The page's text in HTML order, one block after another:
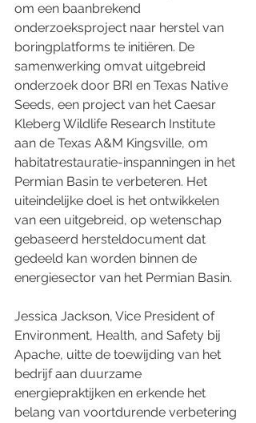
om een baanbrekend
onderzoeksproject naar herstel van
boringplatforms te initiëren. De
samenwerking omvat uitgebreid
onderzoek door BRI en Texas Native
Seeds, een project van het Caesar
Kleberg Wildlife Research Institute
aan de Texas A&M Kingsville, om
habitatrestauratie-inspanningen in het
Permian Basin te verbeteren. Het
uiteindelijke doel is het ontwikkelen
van een uitgebreid, op wetenschap
gebaseerd hersteldocument dat
gedeeld kan worden binnen de
energiesector van het Permian Basin.
Jessica Jackson, Vice President of
Environment, Health, and Safety bij
Apache, uitte de toewijding van het
bedrijf aan duurzame
energiepraktijken en erkende het
belang van voortdurende verbetering